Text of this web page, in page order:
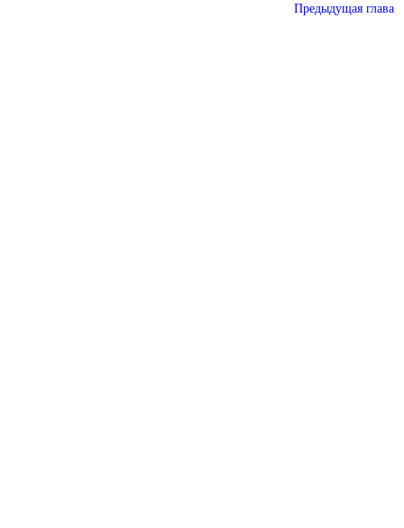
Предыдущая глава